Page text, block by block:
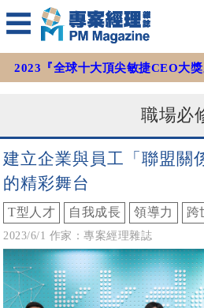
2023『全球十大頂尖敏捷CEO大獎
職場必
建立企業與員工「聯盟關
的精彩舞台
T型人才 自我成長 領導力 跨
2023/6/1 作家：專案經理雜誌